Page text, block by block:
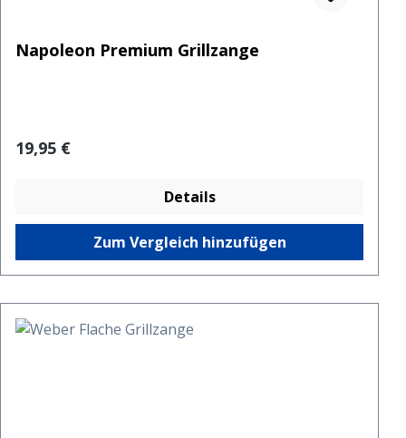
Napoleon Premium Grillzange
Regulärer Preis:
19,95 €
Details
Zum Vergleich hinzufügen